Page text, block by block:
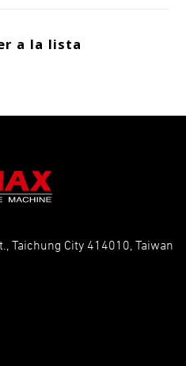
a la lista
Taichung City 414010, Taiwan